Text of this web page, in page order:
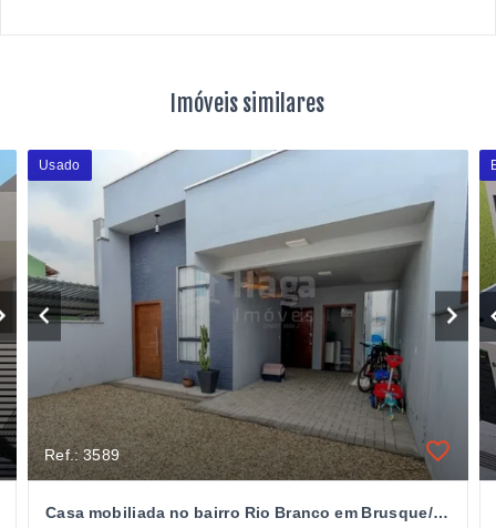
Imóveis similares
Usado
Ref.: 3589
Casa mobiliada no bairro Rio Branco em Brusque/SC